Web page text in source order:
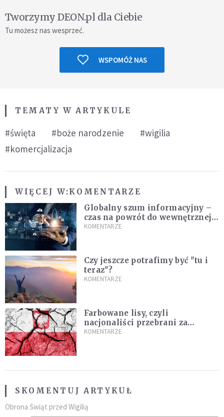
Tworzymy DEON.pl dla Ciebie
Tu możesz nas wesprzeć.
WSPOMÓŻ NAS
TEMATY W ARTYKULE
#święta #boże narodzenie
#wigilia
#komercjalizacja
WIĘCEJ W:KOMENTARZE
Globalny szum informacyjny –
czas na powrót do wewnętrznej
prawdy
KOMENTARZE
Czy jeszcze potrafimy być "tu i
teraz"?
KOMENTARZE
Farbowane lisy, czyli
nacjonaliści przebrani za
chrześcijan
KOMENTARZE
SKOMENTUJ ARTYKUŁ
Obrona Świąt przed Wigilią